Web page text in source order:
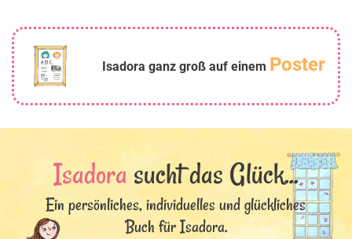
Isadora ganz groß auf einem Poster
Isadora sucht das Glück...
Ein persönliches, individuelles und glückliches
Buch für Isadora.